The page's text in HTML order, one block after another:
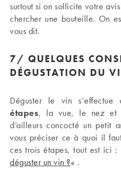
surtout si on sollicite votre
chercher une bouteille. On
vous dit.
7/ QUELQUES
DÉGUSTATION DU
Déguster le vin s’effectue
étapes, la vue, le nez et
d’ailleurs concocté un petit
vous préciser ce à quoi il
ces trois étapes, tout est ici
déguster un vin ?« .